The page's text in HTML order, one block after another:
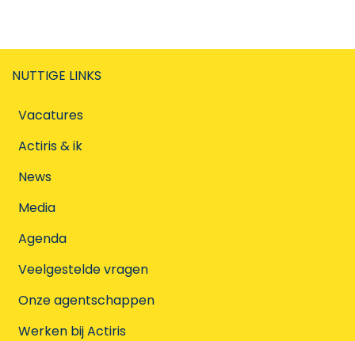
NUTTIGE LINKS
Vacatures
Actiris & ik
News
Media
Agenda
Veelgestelde vragen
Onze agentschappen
Werken bij Actiris